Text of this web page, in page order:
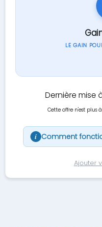
LE GAIN
Dernière mise
Cette offre n'est plus
i Comment
Ajouter